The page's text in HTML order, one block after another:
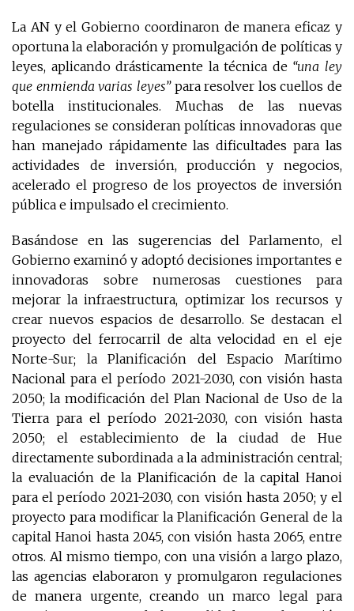
La AN y el Gobierno coordinaron de manera eficaz y
oportuna la elaboración y promulgación de políticas y
leyes, aplicando drásticamente la técnica de “una ley
que enmienda varias leyes” para resolver los cuellos de
botella institucionales. Muchas de las nuevas
regulaciones se consideran políticas innovadoras que
han manejado rápidamente las dificultades para las
actividades de inversión, producción y negocios,
acelerado el progreso de los proyectos de inversión
pública e impulsado el crecimiento.
Basándose en las sugerencias del Parlamento, el
Gobierno examinó y adoptó decisiones importantes e
innovadoras sobre numerosas cuestiones para
mejorar la infraestructura, optimizar los recursos y
crear nuevos espacios de desarrollo. Se destacan el
proyecto del ferrocarril de alta velocidad en el eje
Norte-Sur; la Planificación del Espacio Marítimo
Nacional para el período 2021-2030, con visión hasta
2050; la modificación del Plan Nacional de Uso de la
Tierra para el período 2021-2030, con visión hasta
2050; el establecimiento de la ciudad de Hue
directamente subordinada a la administración central;
la evaluación de la Planificación de la capital Hanoi
para el período 2021-2030, con visión hasta 2050; y el
proyecto para modificar la Planificación General de la
capital Hanoi hasta 2045, con visión hasta 2065, entre
otros. Al mismo tiempo, con una visión a largo plazo,
las agencias elaboraron y promulgaron regulaciones
de manera urgente, creando un marco legal para